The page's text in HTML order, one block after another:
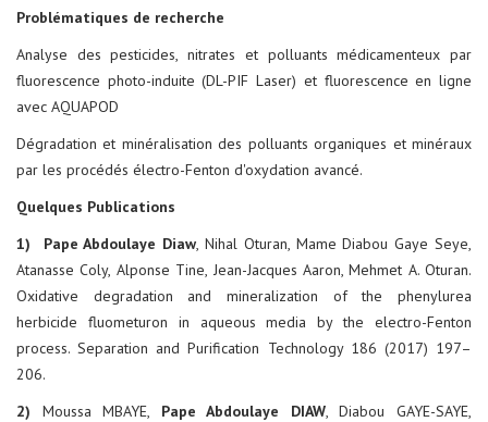
Problématiques de recherche
Analyse des pesticides, nitrates et polluants médicamenteux par
fluorescence photo-induite (DL-PIF Laser) et fluorescence en ligne
avec AQUAPOD
Dégradation et minéralisation des polluants organiques et minéraux
par les procédés électro-Fenton d'oxydation avancé.
Quelques Publications
1) Pape Abdoulaye Diaw, Nihal Oturan, Mame Diabou Gaye Seye,
Atanasse Coly, Alponse Tine, Jean-Jacques Aaron, Mehmet A. Oturan.
Oxidative degradation and mineralization of the phenylurea
herbicide fluometuron in aqueous media by the electro-Fenton
process. Separation and Purification Technology 186 (2017) 197–
206.
2) Moussa MBAYE, Pape Abdoulaye DIAW, Diabou GAYE-SAYE,